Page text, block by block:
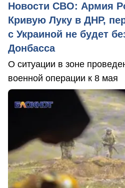
Новости СВО: Армия
Кривую Луку в ДНР,
с Украиной не будет
Донбасса
О ситуации в зоне
военной операции к 8 мая